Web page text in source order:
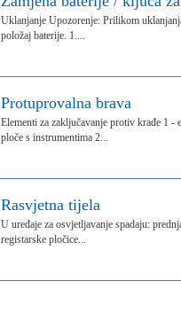
Uklanjanje Upozorenje: Prilikom
položaj baterije. 1....
Protuprovalna brava
Elementi za zaključavanje protiv krađe 1
ploče s instrumentima 2...
Rasvjetna tijela
U uređaje za osvjetljavanje spadaju:
registarske pločice...